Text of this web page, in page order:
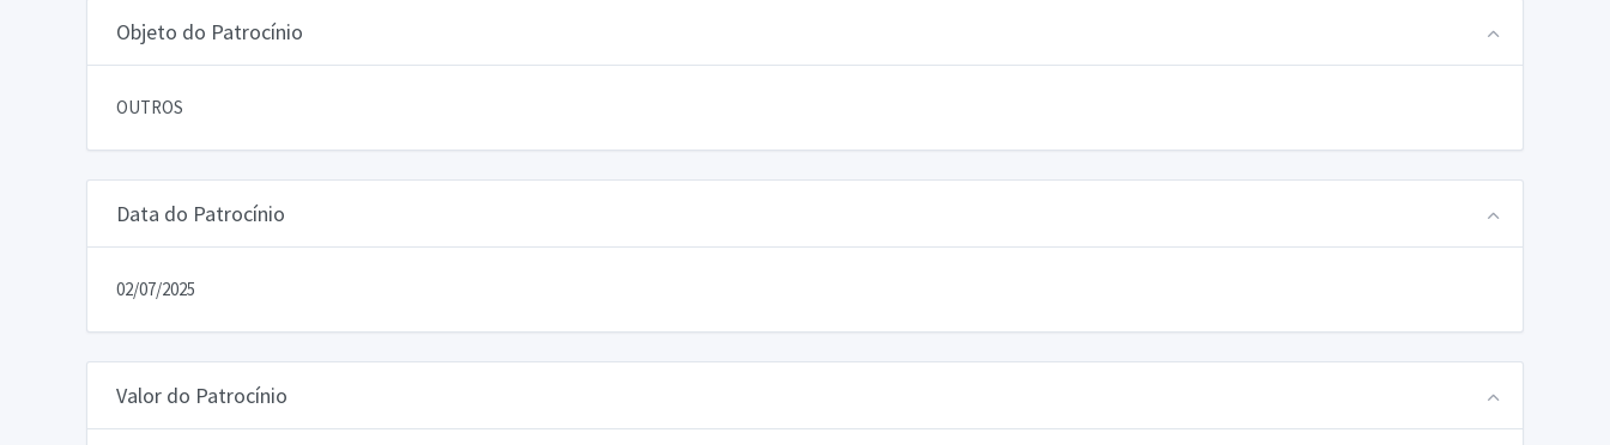
Objeto do Patrocínio
OUTROS
Data do Patrocínio
02/07/2025
Valor do Patrocínio